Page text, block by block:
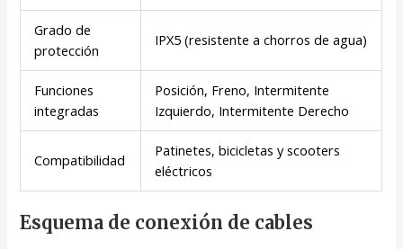
Grado de
protección
IPX5 (resistente a chorros de agua)
Funciones
integradas
Posición, Freno, Intermitente
Izquierdo, Intermitente Derecho
Compatibilidad
Patinetes, bicicletas y scooters
eléctricos
Esquema de conexión de cables